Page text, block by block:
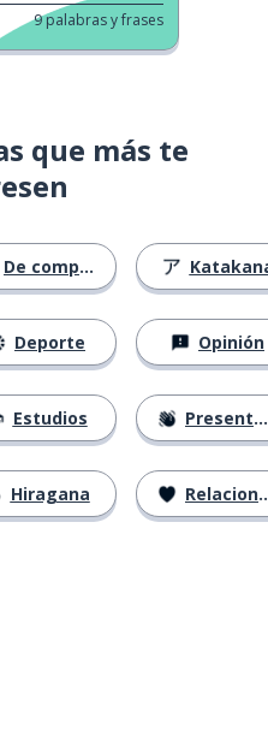
9palabras y frases
que más te
De compras
Deporte
Estudios
Hiragana
Opinión
Presentación
Relaciones